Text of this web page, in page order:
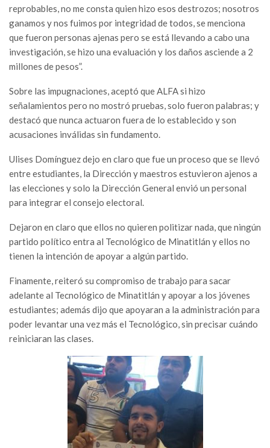
reprobables, no me consta quien hizo esos destrozos; nosotros
ganamos y nos fuimos por integridad de todos, se menciona
que fueron personas ajenas pero se está llevando a cabo una
investigación, se hizo una evaluación y los daños asciende a 2
millones de pesos”.
Sobre las impugnaciones, aceptó que ALFA si hizo
señalamientos pero no mostró pruebas, solo fueron palabras; y
destacó que nunca actuaron fuera de lo establecido y son
acusaciones inválidas sin fundamento.
Ulises Domínguez dejo en claro que fue un proceso que se llevó
entre estudiantes, la Dirección y maestros estuvieron ajenos a
las elecciones y solo la Dirección General envió un personal
para integrar el consejo electoral.
Dejaron en claro que ellos no quieren politizar nada, que ningún
partido político entra al Tecnológico de Minatitlán y ellos no
tienen la intención de apoyar a algún partido.
Finamente, reiteró su compromiso de trabajo para sacar
adelante al Tecnológico de Minatitlán y apoyar a los jóvenes
estudiantes; además dijo que apoyaran a la administración para
poder levantar una vez más el Tecnológico, sin precisar cuándo
reiniciaran las clases.